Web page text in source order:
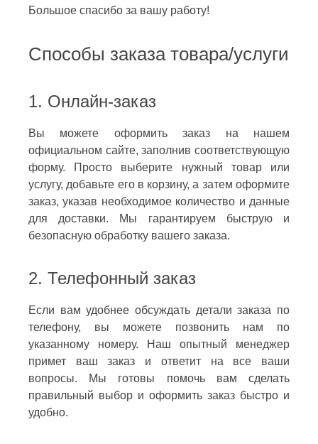
Большое спасибо за вашу работу!
Способы заказа товара/услуги
1. Онлайн-заказ
Вы можете оформить заказ на нашем
официальном сайте, заполнив соответствующую
форму. Просто выберите нужный товар или
услугу, добавьте его в корзину, а затем оформите
заказ, указав необходимое количество и данные
для доставки. Мы гарантируем быструю и
безопасную обработку вашего заказа.
2. Телефонный заказ
Если вам удобнее обсуждать детали заказа по
телефону, вы можете позвонить нам по
указанному номеру. Наш опытный менеджер
примет ваш заказ и ответит на все ваши
вопросы. Мы готовы помочь вам сделать
правильный выбор и оформить заказ быстро и
удобно.